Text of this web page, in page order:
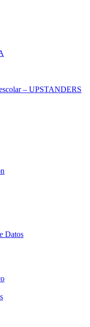
– UPSTANDERS
Datos